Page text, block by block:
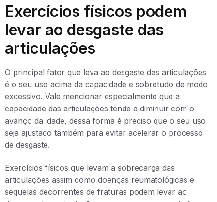
Exercícios físicos podem
levar ao desgaste das
articulações
O principal fator que leva ao desgaste das articulações
é o seu uso acima da capacidade e sobretudo de modo
excessivo. Vale mencionar especialmente que a
capacidade das articulações tende a diminuir com o
avanço da idade, dessa forma é preciso que o seu uso
seja ajustado também para evitar acelerar o processo
de desgaste.
Exercícios físicos que levam a sobrecarga das
articulações assim como doenças reumatológicas e
sequelas decorrentes de fraturas podem levar ao